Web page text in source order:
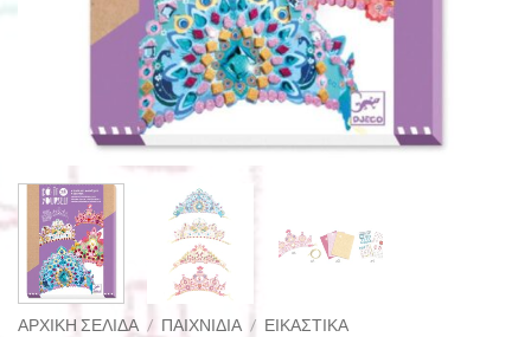
ΑΡΧΙΚΉ ΣΕΛΊΔΑ / ΠΑΙΧΝΊΔΙΑ / ΕΙΚΑΣΤΙΚΆ